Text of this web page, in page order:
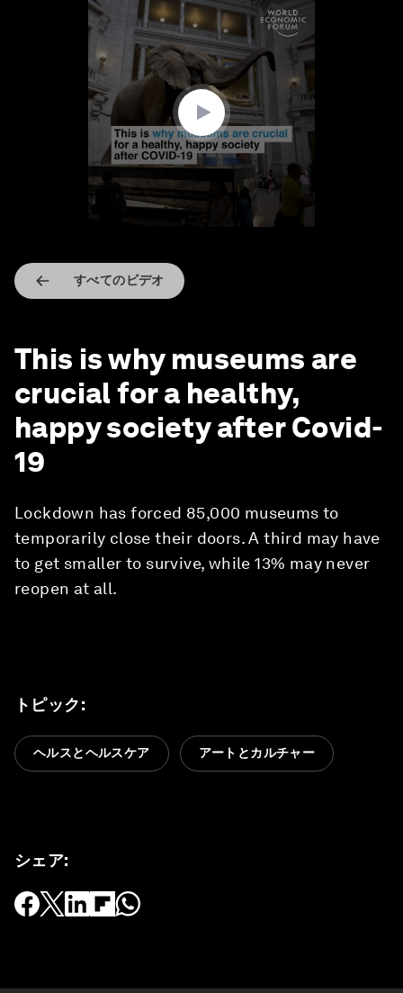
すべてのビデオ
This is why museums are
crucial for a healthy,
happy society after Covid-
19
Lockdown has forced 85,000 museums to
temporarily close their doors. A third may have
to get smaller to survive, while 13% may never
reopen at all.
トピック:
ヘルスとヘルスケア アートとカルチャー
シェア: